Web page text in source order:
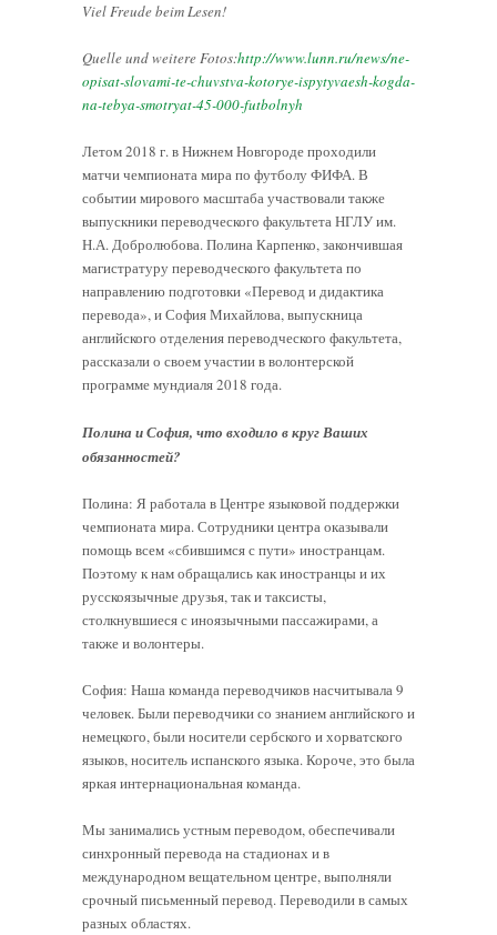
Viel Freude beim Lesen!
Quelle und weitere Fotos:http://www.lunn.ru/news/ne-
opisat-slovami-te-chuvstva-kotorye-ispytyvaesh-kogda-
na-tebya-smotryat-45-000-futbolnyh
Летом 2018 г. в Нижнем Новгороде проходили
матчи чемпионата мира по футболу ФИФА. В
событии мирового масштаба участвовали также
выпускники переводческого факультета НГЛУ им.
Н.А. Добролюбова. Полина Карпенко, закончившая
магистратуру переводческого факультета по
направлению подготовки «Перевод и дидактика
перевода», и София Михайлова, выпускница
английского отделения переводческого факультета,
рассказали о своем участии в волонтерской
программе мундиаля 2018 года.
Полина и София, что входило в круг Ваших
обязанностей?
Полина: Я работала в Центре языковой поддержки
чемпионата мира. Сотрудники центра оказывали
помощь всем «сбившимся с пути» иностранцам.
Поэтому к нам обращались как иностранцы и их
русскоязычные друзья, так и таксисты,
столкнувшиеся с иноязычными пассажирами, а
также и волонтеры.
София: Наша команда переводчиков насчитывала 9
человек. Были переводчики со знанием английского и
немецкого, были носители сербского и хорватского
языков, носитель испанского языка. Короче, это была
яркая интернациональная команда.
Мы занимались устным переводом, обеспечивали
синхронный перевода на стадионах и в
международном вещательном центре, выполняли
срочный письменный перевод. Переводили в самых
разных областях.